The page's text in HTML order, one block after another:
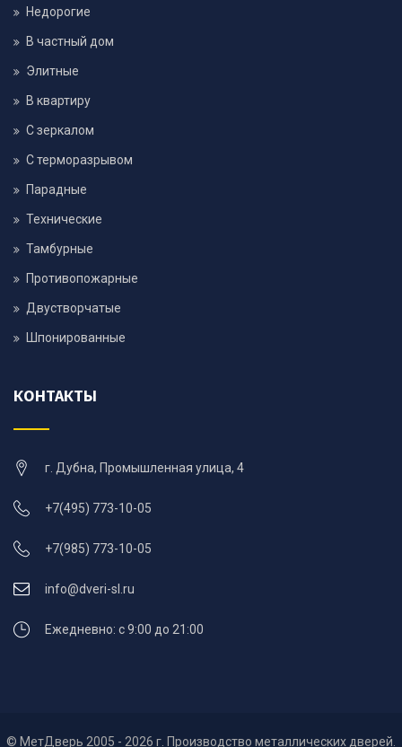
Недорогие
В частный дом
Элитные
В квартиру
С зеркалом
С терморазрывом
Парадные
Технические
Тамбурные
Противопожарные
Двустворчатые
Шпонированные
КОНТАКТЫ
г. Дубна, Промышленная улица, 4
+7(495) 773-10-05
+7(985) 773-10-05
info@dveri-sl.ru
Ежедневно: с 9:00 до 21:00
© МетДверь 2005 - 2026 г. Производство металлических дверей.